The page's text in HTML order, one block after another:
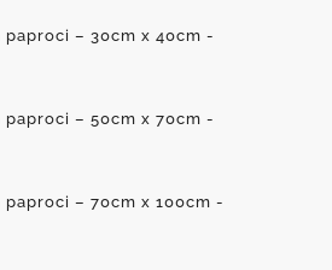
– 30cm x 40cm -
– 50cm x 70cm -
– 70cm x 100cm -